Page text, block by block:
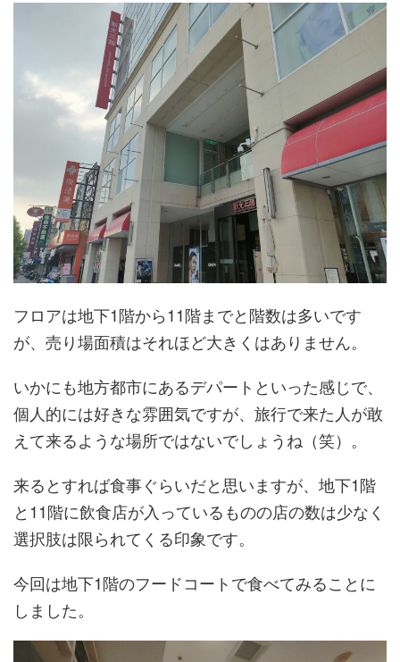
フロアは地下1階から11階までと階数は多いです
が、売り場面積はそれほど大きくはありません。
いかにも地方都市にあるデパートといった感じで、
個人的には好きな雰囲気ですが、旅行で来た人が敢
えて来るような場所ではないでしょうね（笑）。
来るとすれば食事ぐらいだと思いますが、地下1階
と11階に飲食店が入っているものの店の数は少なく
選択肢は限られてくる印象です。
今回は地下1階のフードコートで食べてみることに
しました。